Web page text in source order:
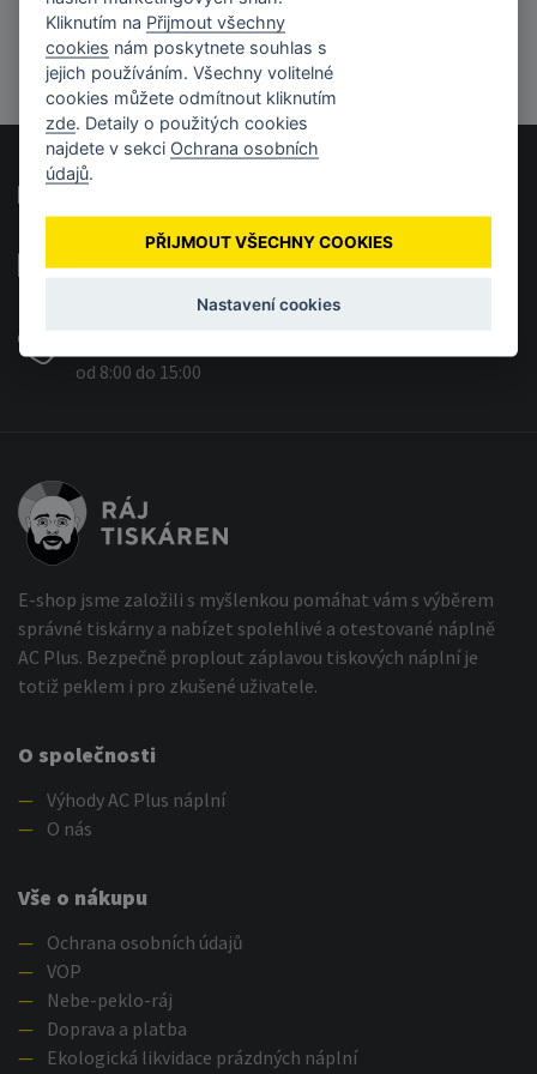
Časté otázky a odpovědi
info@rajtiskaren.cz
od 8:00 do 15:00
E-shop jsme založili s myšlenkou pomáhat vám s výběrem
správné tiskárny a nabízet spolehlivé a otestované náplně
AC Plus. Bezpečně proplout záplavou tiskových náplní je
totiž peklem i pro zkušené uživatele.
O společnosti
— Výhody AC Plus náplní
—
O nás
Vše o nákupu
—
Ochrana osobních údajů
— VOP
—
Nebe-peklo-ráj
—
Doprava a platba
—
Ekologická likvidace prázdných náplní
Kliknutím na Přijmout všechny
cookies nám poskytnete souhlas s
jejich používáním. Všechny volitelné
cookies můžete odmítnout kliknutím
zde . Detaily o použitých cookies
najdete v sekci Ochrana osobních
údajů
PŘIJMOUT VŠECHNY COOKIES
Nastavení cookies